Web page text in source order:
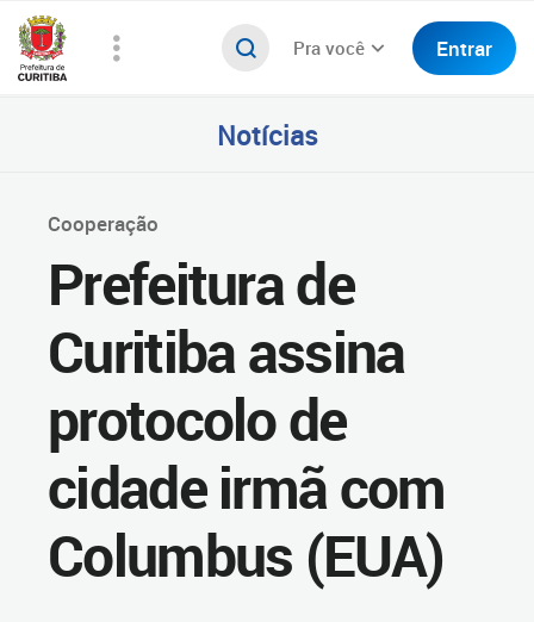
Pra você Entrar
Notícias
Cooperação
Prefeitura de
Curitiba assina
protocolo de
cidade irmã com
Columbus (EUA)